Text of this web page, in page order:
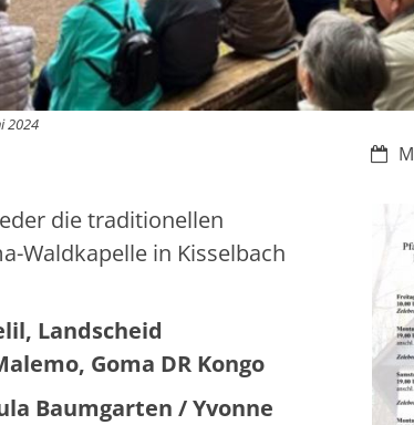
2024
die traditionellen
Waldkapelle in Kisselbach
Landscheid
Goma DR Kongo
Baumgarten / Yvonne